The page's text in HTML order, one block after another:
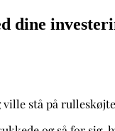
dine
ville stå på